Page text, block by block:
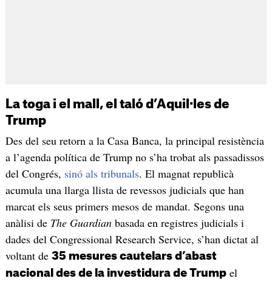
La toga i el mall, el taló d’Aquil·les de
Trump
Des del seu retorn a la Casa Banca, la principal resistència
a l’agenda política de Trump no s’ha trobat als passadissos
del Congrés, sinó als tribunals. El magnat republicà
acumula una llarga llista de revessos judicials que han
marcat els seus primers mesos de mandat. Segons una
anàlisi de The Guardianbasada en registres judicials i
dades del Congressional Research Service, s’han dictat al
voltant de 35 mesures cautelars d’abast
nacional des de la investidura de Trumpel